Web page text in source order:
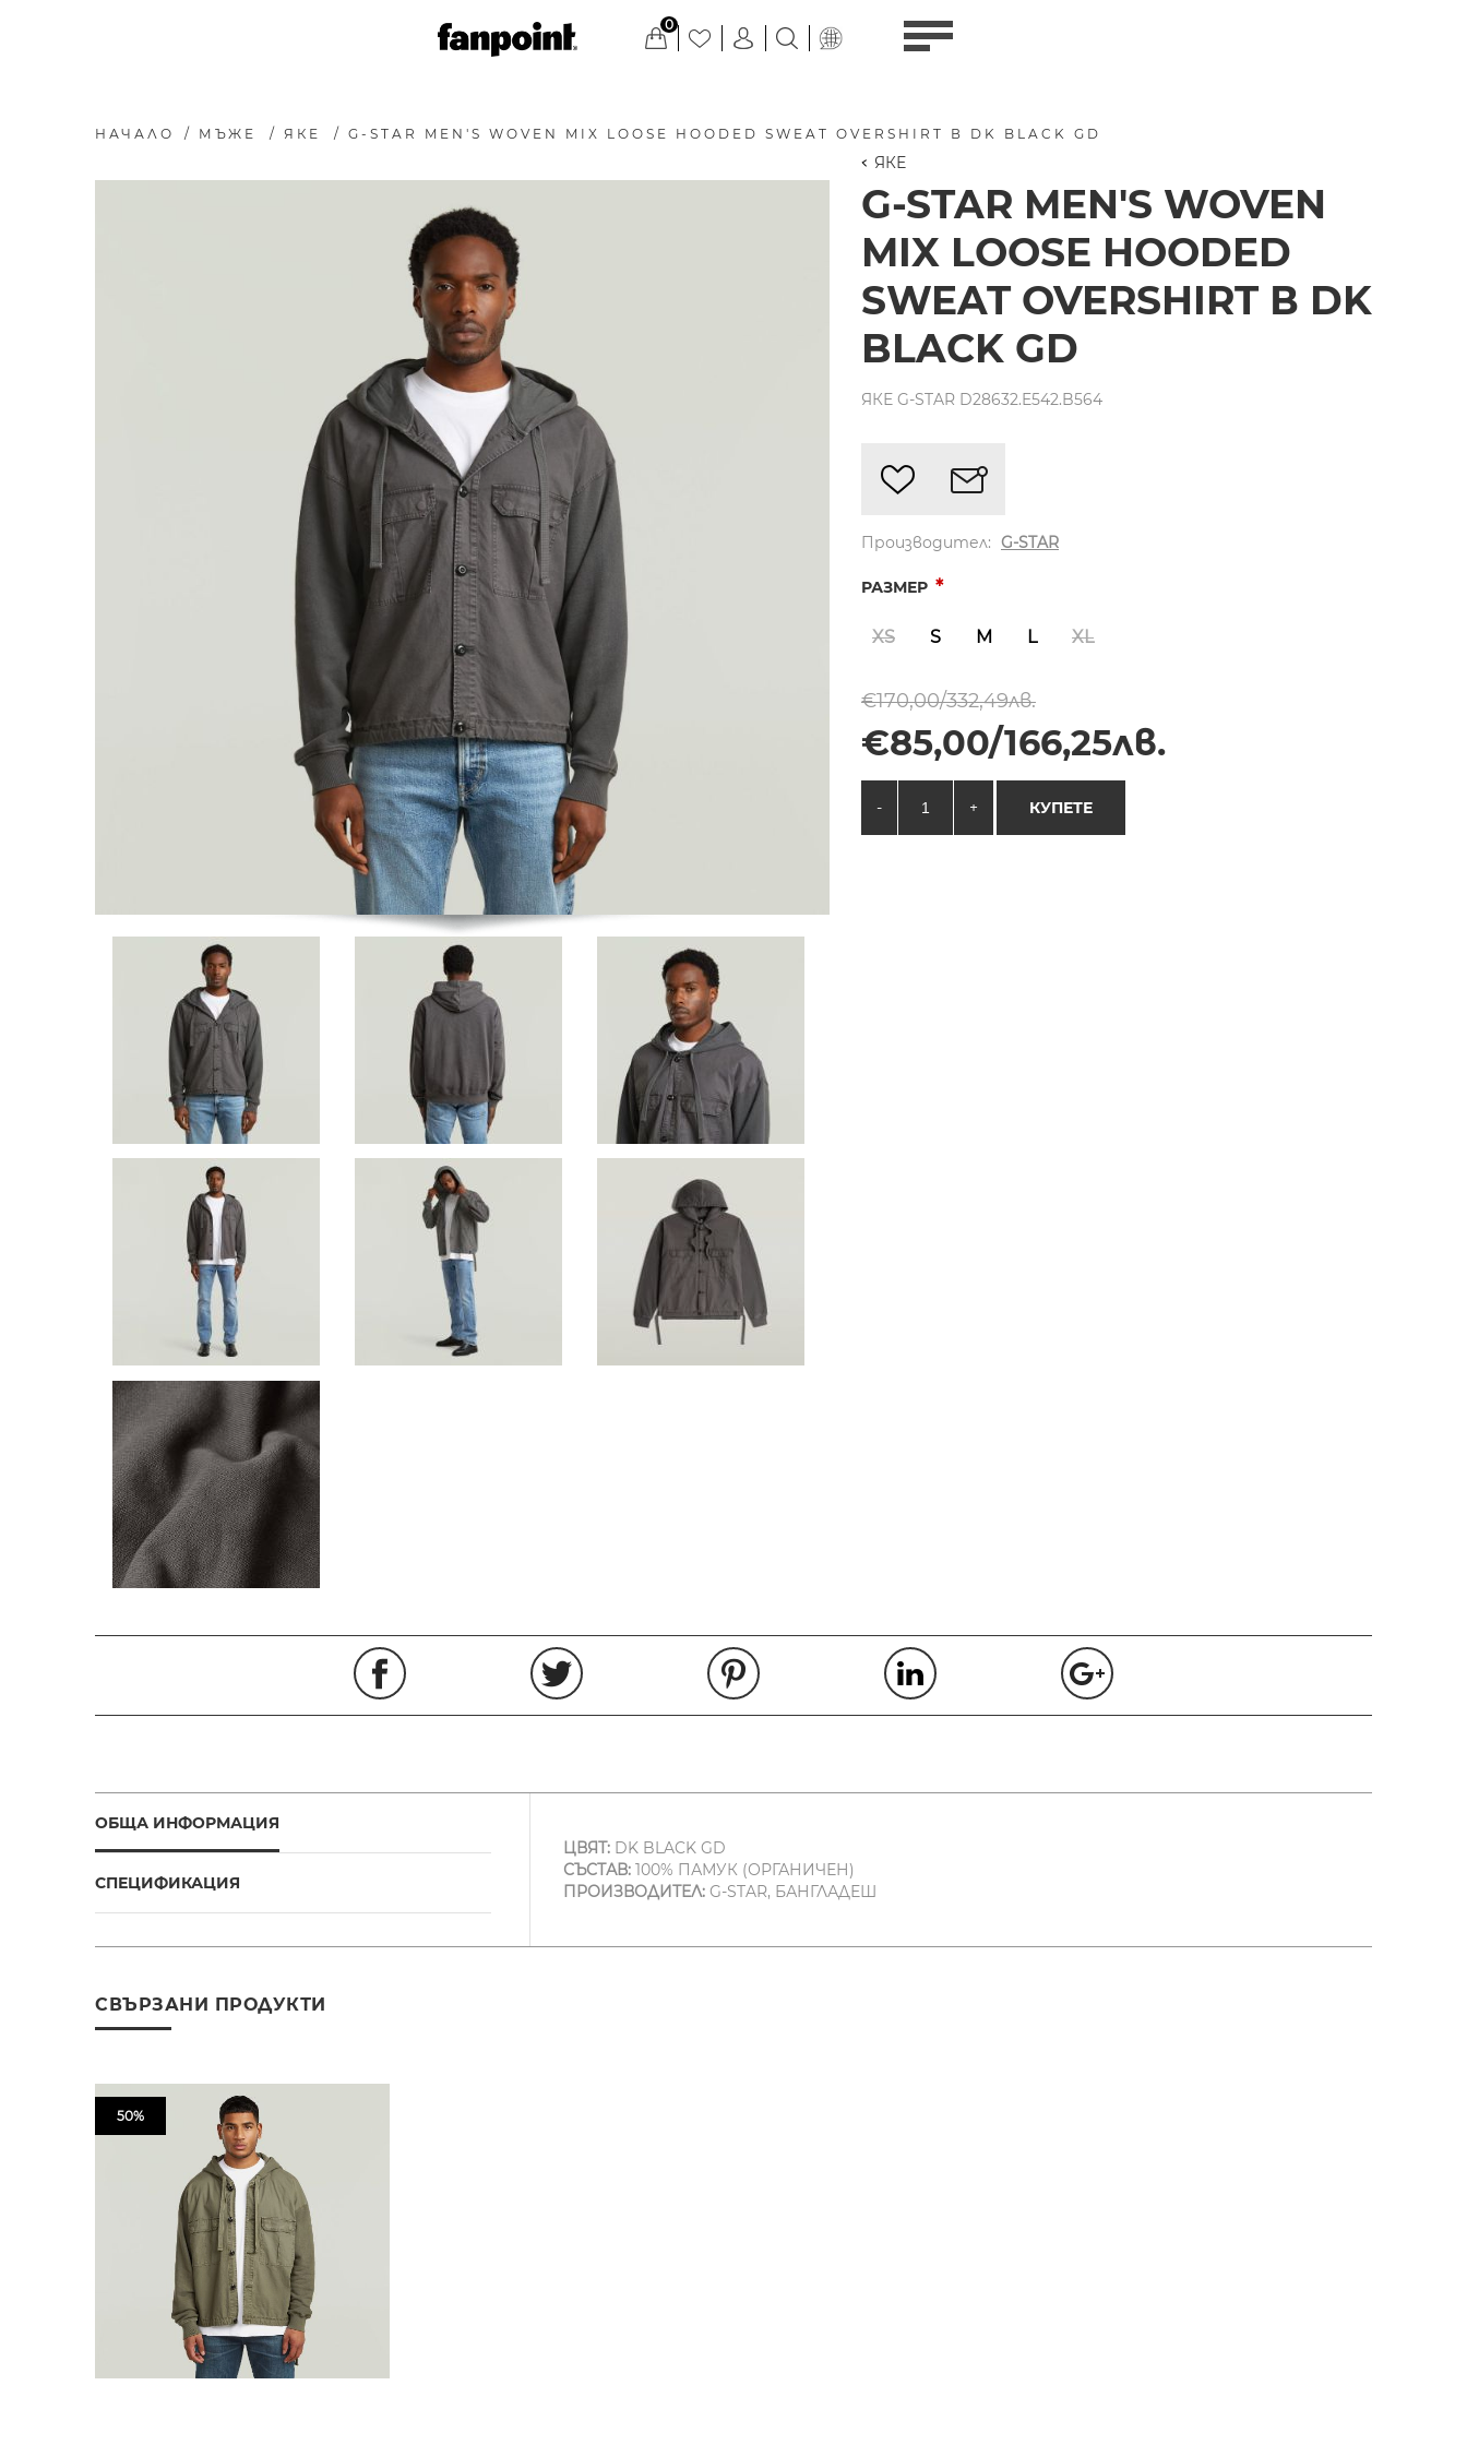
0
НАЧАЛО / МЪЖЕ / ЯКЕ / G-STAR MEN'S WOVEN MIX LOOSE HOODED SWEAT OVERSHIRT В DK BLACK GD
ЯКЕ
G-STAR MEN'S WOVEN
MIX LOOSE HOODED
SWEAT OVERSHIRT В DK
BLACK GD
ЯКЕ G-STAR D28632.E542.B564
Производител: G-STAR
РАЗМЕР *
XS S M L XL
€170,00/332,49лв.
€85,00/166,25лв.
- + КУПЕТЕ
ОБЩА ИНФОРМАЦИЯ
СПЕЦИФИКАЦИЯ
ЦВЯТ:DK BLACK GD
СЪСТАВ:100% ПАМУК (ОРГАНИЧЕН)
ПРОИЗВОДИТЕЛ:G-STAR, БАНГЛАДЕШ
СВЪРЗАНИ ПРОДУКТИ
50%